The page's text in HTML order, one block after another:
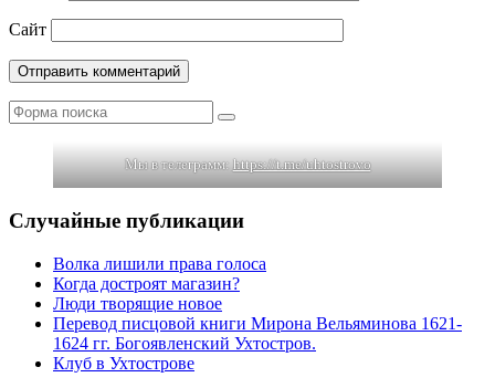
Сайт
Поиск
Мы в телеграмм:https://t.me/uhtostrovo
Случайные публикации
Волка лишили права голоса
Когда достроят магазин?
Люди творящие новое
Перевод писцовой книги Мирона Вельяминова 1621-
1624 гг. Богоявленский Ухтостров.
Клуб в Ухтострове